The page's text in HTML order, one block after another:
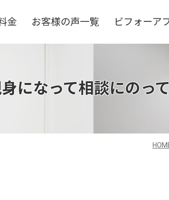
金 お客様の声一覧 ビフォーア
になって相談にのっ